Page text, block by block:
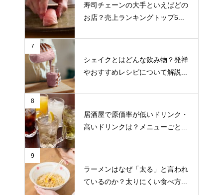
寿司チェーンの大手といえばどの
お店？売上ランキングトップ5...
7
シェイクとはどんな飲み物？発祥
やおすすめレシピについて解説...
8
居酒屋で原価率が低いドリンク・
高いドリンクは？メニューごと...
9
ラーメンはなぜ「太る」と言われ
ているのか？太りにくい食べ方...